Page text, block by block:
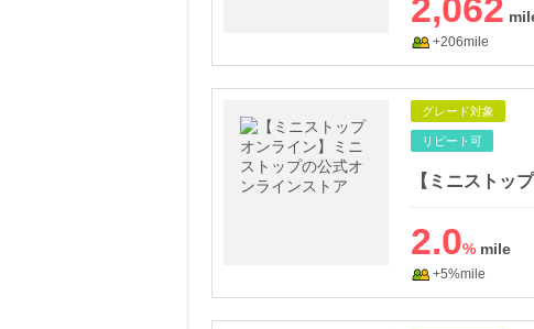
2,062
+206mile
グレード対象
リピート可
2.0%
+5%mile